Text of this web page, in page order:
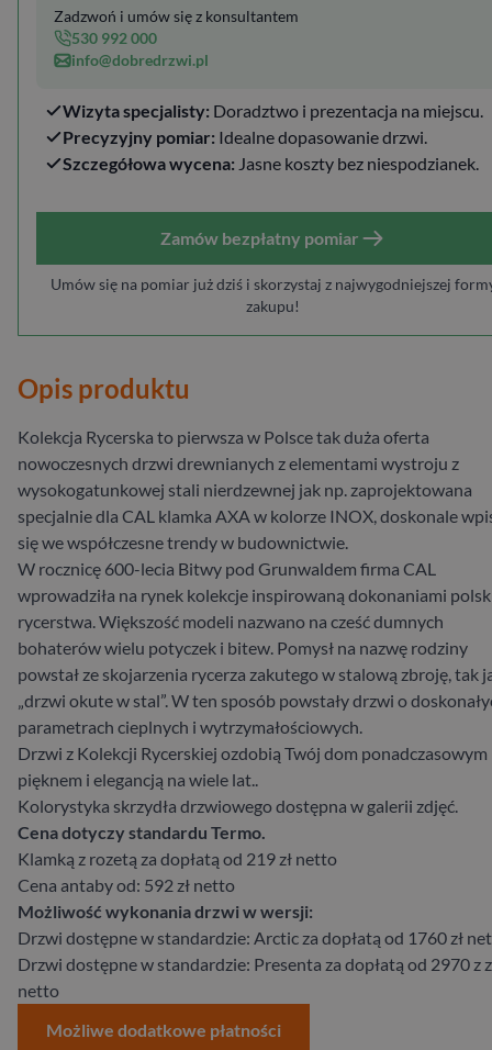
Wizyta specjalisty: Doradztwo i prezentacja na miejscu.
Precyzyjny pomiar: Idealne dopasowanie drzwi.
Szczegółowa wycena: Jasne koszty bez niespodzianek.
Zadzwoń i umów się z konsultantem
530 992 000
info@dobredrzwi.pl
Zamów bezpłatny pomiar
Umów się na pomiar już dziś i skorzystaj z najwygodniejszej
zakupu!
Opis produktu
Kolekcja Rycerska to pierwsza w Polsce tak duża oferta
nowoczesnych drzwi drewnianych z elementami wystroju z
wysokogatunkowej stali nierdzewnej jak np. zaprojektowana
specjalnie dla CAL klamka AXA w kolorze INOX, doskonale
się we współczesne trendy w budownictwie.
W rocznicę 600-lecia Bitwy pod Grunwaldem firma CAL
wprowadziła na rynek kolekcje inspirowaną dokonaniami
rycerstwa. Większość modeli nazwano na cześć dumnych
bohaterów wielu potyczek i bitew. Pomysł na nazwę rodziny
powstał ze skojarzenia rycerza zakutego w stalową zbroję, tak
„drzwi okute w stal”. W ten sposób powstały drzwi o
parametrach cieplnych i wytrzymałościowych.
Drzwi z Kolekcji Rycerskiej ozdobią Twój dom ponadczasowym
pięknem i elegancją na wiele lat..
Kolorystyka skrzydła drzwiowego dostępna w galerii zdjęć.
Cena dotyczy standardu Termo.
Klamką z rozetą za dopłatą od 219 zł netto
Cena antaby od: 592 zł netto
Możliwość wykonania drzwi w wersji:
Drzwi dostępne w standardzie: Arctic za dopłatą od 1760 zł
Drzwi dostępne w standardzie: Presenta za dopłatą od 2970 z
netto
Możliwe dodatkowe płatności